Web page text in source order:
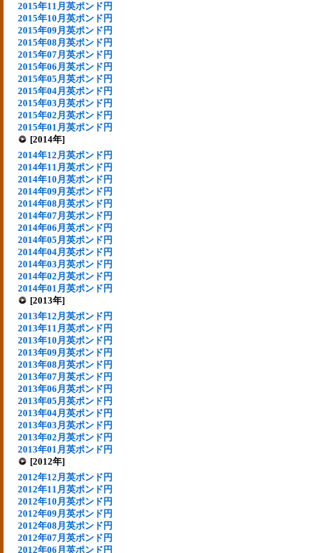
2015年11月英ポンド円
2015年10月英ポンド円
2015年09月英ポンド円
2015年08月英ポンド円
2015年07月英ポンド円
2015年06月英ポンド円
2015年05月英ポンド円
2015年04月英ポンド円
2015年03月英ポンド円
2015年02月英ポンド円
2015年01月英ポンド円
[2014年]
2014年12月英ポンド円
2014年11月英ポンド円
2014年10月英ポンド円
2014年09月英ポンド円
2014年08月英ポンド円
2014年07月英ポンド円
2014年06月英ポンド円
2014年05月英ポンド円
2014年04月英ポンド円
2014年03月英ポンド円
2014年02月英ポンド円
2014年01月英ポンド円
[2013年]
2013年12月英ポンド円
2013年11月英ポンド円
2013年10月英ポンド円
2013年09月英ポンド円
2013年08月英ポンド円
2013年07月英ポンド円
2013年06月英ポンド円
2013年05月英ポンド円
2013年04月英ポンド円
2013年03月英ポンド円
2013年02月英ポンド円
2013年01月英ポンド円
[2012年]
2012年12月英ポンド円
2012年11月英ポンド円
2012年10月英ポンド円
2012年09月英ポンド円
2012年08月英ポンド円
2012年07月英ポンド円
2012年06月英ポンド円